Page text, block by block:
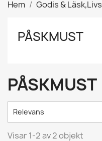
Hem Godis & Läsk,Livs
PÅSKMUST
PÅSKMUST
Relevans
Visar 1-2 av 2 objekt